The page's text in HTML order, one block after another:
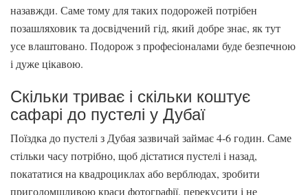
назавжди. Саме тому для таких подорожей потрібен
позашляховик та досвідчений гід, який добре знає, як тут
усе влаштовано. Подорож з професіоналами буде безпечною
і дуже цікавою.
Скільки триває і скільки коштує
сафарі до пустелі у Дубаї
Поїздка до пустелі з Дубая зазвичай займає 4-6 годин. Саме
стільки часу потрібно, щоб дістатися пустелі і назад,
покататися на квадроциклах або верблюдах, зробити
приголомшливою краси фотографії, перекусити і не